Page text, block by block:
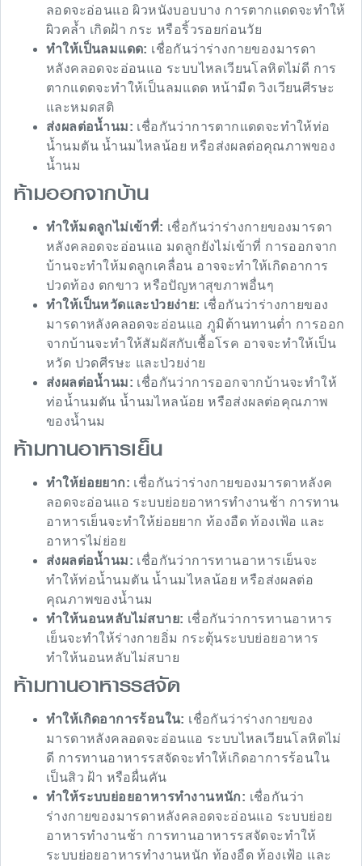
ลอดจะอ่อนแอ ผิวหนังบอบบาง การตากแดดจะทำให้
ผิวคล้ำ เกิดฝ้า กระ หรือริ้วรอยก่อนวัย
ทำให้เป็นลมแดด: เชื่อกันว่าร่างกายของมารดา
หลังคลอดจะอ่อนแอ ระบบไหลเวียนโลหิตไม่ดี การ
ตากแดดจะทำให้เป็นลมแดด หน้ามืด วิงเวียนศีรษะ
และหมดสติ
ส่งผลต่อน้ำนม: เชื่อกันว่าการตากแดดจะทำให้ท่อ
น้ำนมตัน น้ำนมไหลน้อย หรือส่งผลต่อคุณภาพของ
น้ำนม
ห้ามออกจากบ้าน
ทำให้มดลูกไม่เข้าที่: เชื่อกันว่าร่างกายของมารดา
หลังคลอดจะอ่อนแอ มดลูกยังไม่เข้าที่ การออกจาก
บ้านจะทำให้มดลูกเคลื่อน อาจจะทำให้เกิดอาการ
ปวดท้อง ตกขาว หรือปัญหาสุขภาพอื่นๆ
ทำให้เป็นหวัดและป่วยง่าย: เชื่อกันว่าร่างกายของ
มารดาหลังคลอดจะอ่อนแอ ภูมิต้านทานต่ำ การออก
จากบ้านจะทำให้สัมผัสกับเชื้อโรค อาจจะทำให้เป็น
หวัด ปวดศีรษะ และป่วยง่าย
ส่งผลต่อน้ำนม: เชื่อกันว่าการออกจากบ้านจะทำให้
ท่อน้ำนมตัน น้ำนมไหลน้อย หรือส่งผลต่อคุณภาพ
ของน้ำนม
ห้ามทานอาหารเย็น
ทำให้ย่อยยาก: เชื่อกันว่าร่างกายของมารดาหลังค
ลอดจะอ่อนแอ ระบบย่อยอาหารทำงานช้า การทาน
อาหารเย็นจะทำให้ย่อยยาก ท้องอืด ท้องเฟ้อ และ
อาหารไม่ย่อย
ส่งผลต่อน้ำนม: เชื่อกันว่าการทานอาหารเย็นจะ
ทำให้ท่อน้ำนมตัน น้ำนมไหลน้อย หรือส่งผลต่อ
คุณภาพของน้ำนม
ทำให้นอนหลับไม่สบาย: เชื่อกันว่าการทานอาหาร
เย็นจะทำให้ร่างกายอิ่ม กระตุ้นระบบย่อยอาหาร
ทำให้นอนหลับไม่สบาย
ห้ามทานอาหารรสจัด
ทำให้เกิดอาการร้อนใน: เชื่อกันว่าร่างกายของ
มารดาหลังคลอดจะอ่อนแอ ระบบไหลเวียนโลหิตไม่
ดี การทานอาหารรสจัดจะทำให้เกิดอาการร้อนใน
เป็นสิว ฝ้า หรือผื่นคัน
ทำให้ระบบย่อยอาหารทำงานหนัก: เชื่อกันว่า
ร่างกายของมารดาหลังคลอดจะอ่อนแอ ระบบย่อย
อาหารทำงานช้า การทานอาหารรสจัดจะทำให้
ระบบย่อยอาหารทำงานหนัก ท้องอืด ท้องเฟ้อ และ